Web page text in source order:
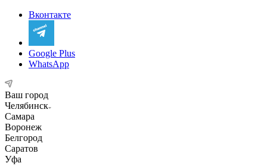
Вконтакте
Google Plus
WhatsApp
Ваш город
Челябинск
Самара
Воронеж
Белгород
Саратов
Уфа